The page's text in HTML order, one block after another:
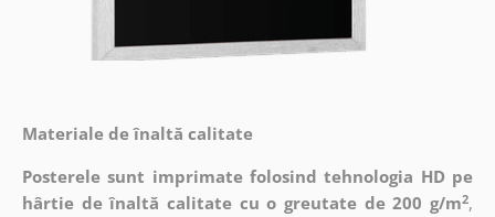
Materiale de înaltă calitate
Posterele sunt imprimate folosind tehnologia HD pe
hârtie de înaltă calitate cu o greutate de 200 g/m2,